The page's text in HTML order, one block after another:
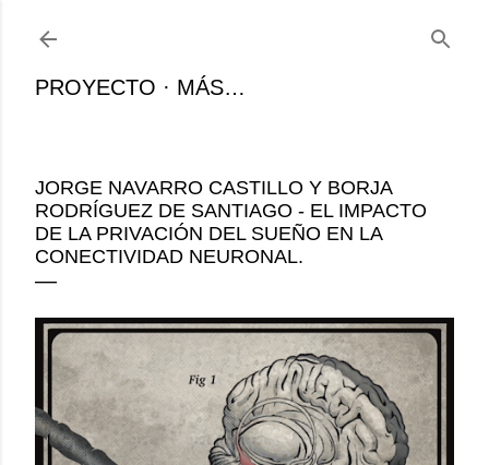
Ir al contenido principal
PROYECTO MÁS…
JORGE NAVARRO CASTILLO Y BORJA
RODRÍGUEZ DE SANTIAGO - EL IMPACTO
DE LA PRIVACIÓN DEL SUEÑO EN LA
CONECTIVIDAD NEURONAL.